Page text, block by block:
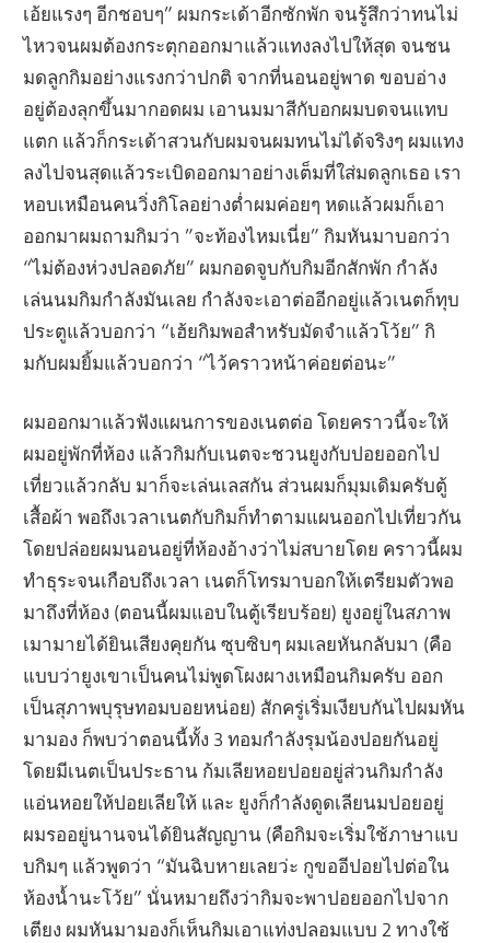
เอ้ยแรงๆ อีกชอบๆ” ผมกระเด้าอีกซักพัก จนรู้สึกว่าทนไม่
ไหวจนผมต้องกระตุกออกมาแล้วแทงลงไปให้สุด จนชน
มดลูกกิมอย่างแรงกว่าปกติ จากที่นอนอยู่พาด ขอบอ่าง
อยู่ต้องลุกขึ้นมากอดผม เอานมมาสีกับอกผมบดจนแทบ
แตก แล้วก็กระเด้าสวนกับผมจนผมทนไม่ได้จริงๆ ผมแทง
ลงไปจนสุดแล้วระเบิดออกมาอย่างเต็มที่ใส่มดลูกเธอ เรา
หอบเหมือนคนวิ่งกิโลอย่างต่ำผมค่อยๆ หดแล้วผมก็เอา
ออกมาผมถามกิมว่า ”จะท้องไหมเนี่ย” กิมหันมาบอกว่า
“ไม่ต้องห่วงปลอดภัย” ผมกอดจูบกับกิมอีกสักพัก กำลัง
เล่นนมกิมกำลังมันเลย กำลังจะเอาต่ออีกอยู่แล้วเนตก็ทุบ
ประตูแล้วบอกว่า “เฮ้ยกิมพอสำหรับมัดจำแล้วโว้ย” กิ
มกับผมยิ้มแล้วบอกว่า “ไว้คราวหน้าค่อยต่อนะ”
ผมออกมาแล้วฟังแผนการของเนตต่อ โดยคราวนี้จะให้
ผมอยู่พักที่ห้อง แล้วกิมกับเนตจะชวนยูงกับปอยออกไป
เที่ยวแล้วกลับ มาก็จะเล่นเลสกัน ส่วนผมก็มุมเดิมครับตู้
เสื้อผ้า พอถึงเวลาเนตกับกิมก็ทำตามแผนออกไปเที่ยวกัน
โดยปล่อยผมนอนอยู่ที่ห้องอ้างว่าไม่สบายโดย คราวนี้ผม
ทำธุระจนเกือบถึงเวลา เนตก็โทรมาบอกให้เตรียมตัวพอ
มาถึงที่ห้อง (ตอนนี้ผมแอบในตู้เรียบร้อย) ยูงอยู่ในสภาพ
เมามายได้ยินเสียงคุยกัน ซุบซิบๆ ผมเลยหันกลับมา (คือ
แบบว่ายูงเขาเป็นคนไม่พูดโผงผางเหมือนกิมครับ ออก
เป็นสุภาพบุรุษทอมบอยหน่อย) สักครู่เริ่มเงียบกันไปผมหัน
มามอง ก็พบว่าตอนนี้ทั้ง 3 ทอมกำลังรุมน้องปอยกันอยู่
โดยมีเนตเป็นประธาน ก้มเลียหอยปอยอยู่ส่วนกิมกำลัง
แอ่นหอยให้ปอยเลียให้ และ ยูงก็กำลังดูดเลียนมปอยอยู่
ผมรออยู่นานจนได้ยินสัญญาน (คือกิมจะเริ่มใช้ภาษาแบ
บกิมๆ แล้วพูดว่า “มันฉิบหายเลยว่ะ กูขออีปอยไปต่อใน
ห้องน้ำนะโว้ย” นั่นหมายถึงว่ากิมจะพาปอยออกไปจาก
เตียง ผมหันมามองก็เห็นกิมเอาแท่งปลอมแบบ 2 ทางใช้